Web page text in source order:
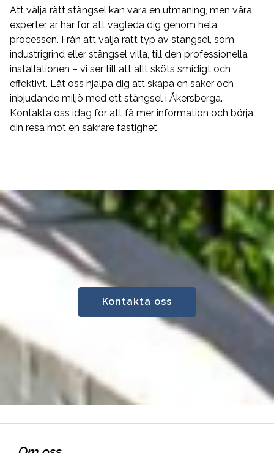
stängselinstallation?
Ja, vi har kompetensen och utrustningen för att utföra
grävmaskinsarbeten som krävs för vissa typer av
stängselinstallationer, vilket gör processen effektiv och
problemfri för våra kunder.
Att välja rätt stängsel kan vara en utmaning, men våra
experter är här för att vägleda dig genom hela
processen. Från att välja rätt typ av stängsel, som
industrigrind eller stängsel villa, till den professionella
installationen – vi ser till att allt sköts smidigt och
effektivt. Låt oss hjälpa dig att skapa en säker och
inbjudande miljö med ett stängsel i Åkersberga.
Kontakta oss idag för att få mer information och börja
din resa mot en säkrare fastighet.
Kontakta oss